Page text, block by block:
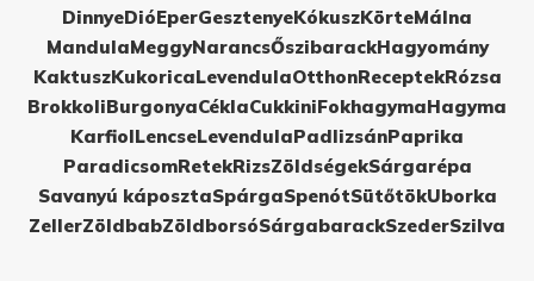
DinnyeDióEperGesztenyeKókuszKörteMálna
MandulaMeggyNarancsŐszibarackHagyomány
KaktuszKukoricaLevendulaOtthonReceptekRózsa
BrokkoliBurgonyaCéklaCukkiniFokhagymaHagyma
KarfiolLencseLevendulaPadlizsánPaprika
ParadicsomRetekRizsZöldségekSárgarépa
Savanyú káposztaSpárgaSpenótSütőtökUborka
ZellerZöldbabZöldborsóSárgabarackSzederSzilva